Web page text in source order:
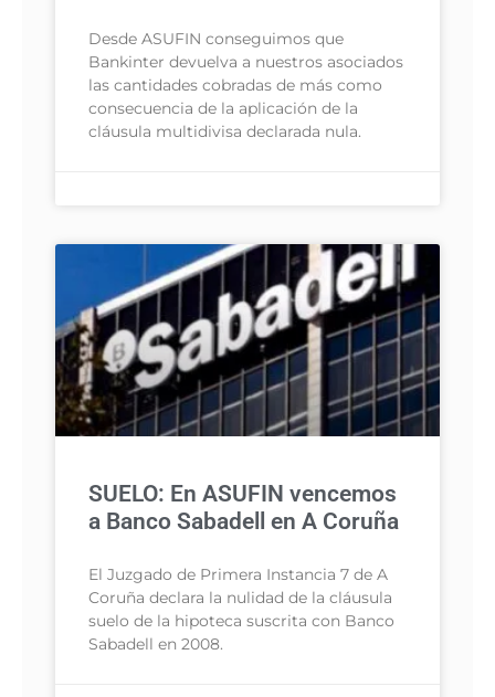
Desde ASUFIN conseguimos que
Bankinter devuelva a nuestros asociados
las cantidades cobradas de más como
consecuencia de la aplicación de la
cláusula multidivisa declarada nula.
SUELO: En ASUFIN vencemos
a Banco Sabadell en A Coruña
El Juzgado de Primera Instancia 7 de A
Coruña declara la nulidad de la cláusula
suelo de la hipoteca suscrita con Banco
Sabadell en 2008.